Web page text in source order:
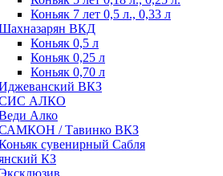
Коньяк 7 лет 0,5 л., 0,33 л
ВКД
Коньяк 0,5 л
Коньяк 0,25 л
Коньяк 0,70 л
ВКЗ
АЛКО
Алко
/ Тавинко ВКЗ
сувенирный Сабля
КЗ